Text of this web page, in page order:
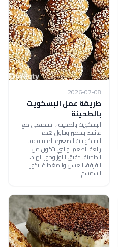
2026-07-08
طريقة عمل البسكويت
بالطحينة
البسكويت بالطحينة ، استمتعي مع
عائلتك بتحضير وتناول هذه
البسكويتات الصغيرة المتشققة،
رائعة الطعم، والتي تتكون من
الطحينة، دقيق اللوز وجوز الهند،
القرفة، العسل والمغطاة ببذور
السمسم.